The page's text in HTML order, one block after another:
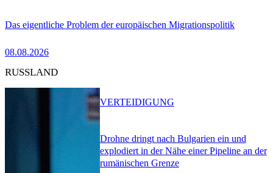
Das eigentliche Problem der europäischen Migrationspolitik
08.08.2026
RUSSLAND
Drohne dringt nach Bulgarien ein und
explodiert in der Nähe einer Pipeline an der
rumänischen Grenze
VERTEIDIGUNG